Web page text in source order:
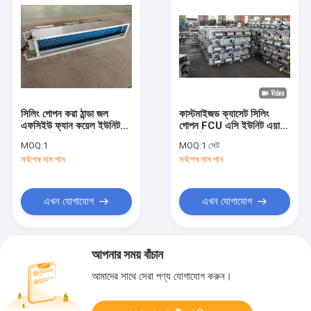
সিলিং গোপন করা ঠান্ডা জল
এফসিইউ ফ্যান কয়েল ইউনিট
MOQ:1
সর্বশেষ দাম পান
এখন যোগাযোগ
কাস্টমাইজড ক্যাসেট সিলিং
গোপন FCU এসি ইউনিট এয়ার
MOQ:1 সেট
সর্বশেষ দাম পান
এখন যোগাযোগ
আপনার সময় বাঁচান
আমাদের সাথে সেরা পণ্য যোগাযোগ করুন।